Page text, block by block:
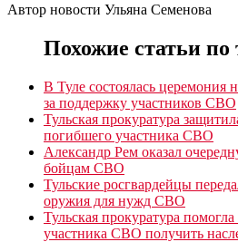
Автор новости Ульяна Семенова
Похожие статьи по
В Туле состоялась церемония
за поддержку участников СВО
Тульская прокуратура
погибшего участника СВО
Александр Рем оказал
бойцам СВО
Тульские росгвардейцы
оружия для нужд СВО
Тульская прокуратура
участника СВО получить